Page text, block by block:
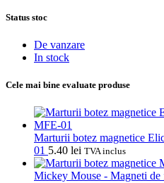
Status stoc
De vanzare
In stock
Cele mai bine evaluate produse
Marturii botez magnetice
01 5.40 lei TVA inclus
Mickey Mouse - Magneti